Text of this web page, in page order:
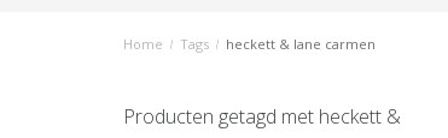
Home / Tags / heckett & lane carmen
Producten getagd met heckett &